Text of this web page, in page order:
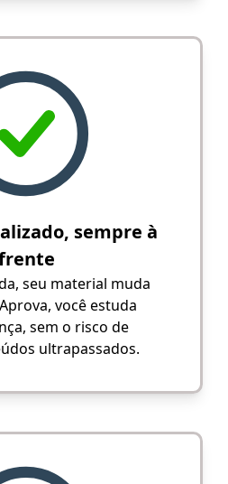
sempre à
seu material muda
você estuda
sem o risco de
ultrapassados.